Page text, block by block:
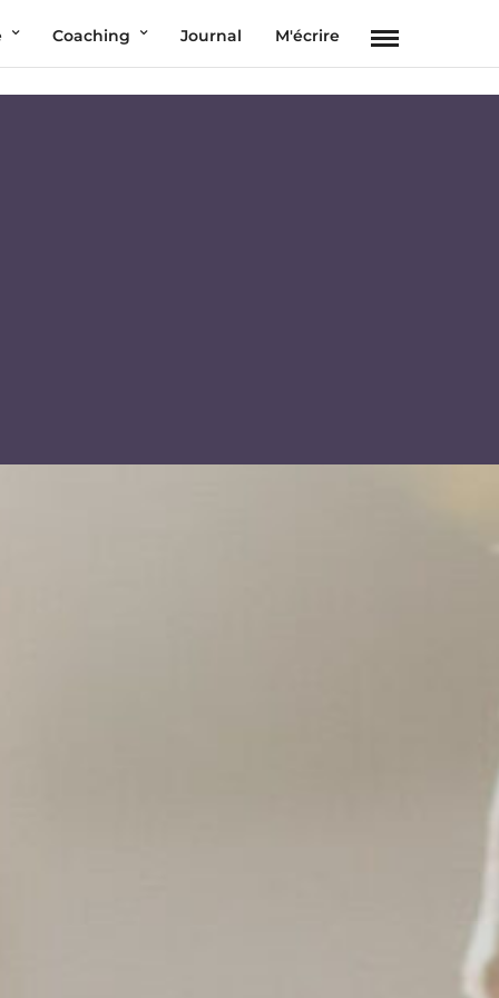
Coaching Journal M'écrire